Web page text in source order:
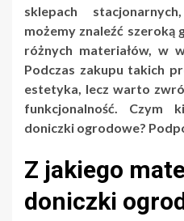
sklepach
możemy znaleźć szeroką
różnych materiałów, w
Podczas zakupu takich
estetyka, lecz warto
funkcjonalność. Czym
doniczki ogrodowe?
Z jakiego
doniczki